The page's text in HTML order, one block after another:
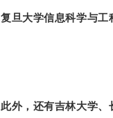
复旦大学信息科学与工
此外，还有吉林大学、